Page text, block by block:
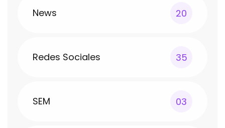
News 20
Redes Sociales 35
SEM 03